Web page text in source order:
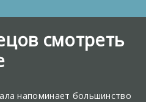
смотреть
напоминает большинство